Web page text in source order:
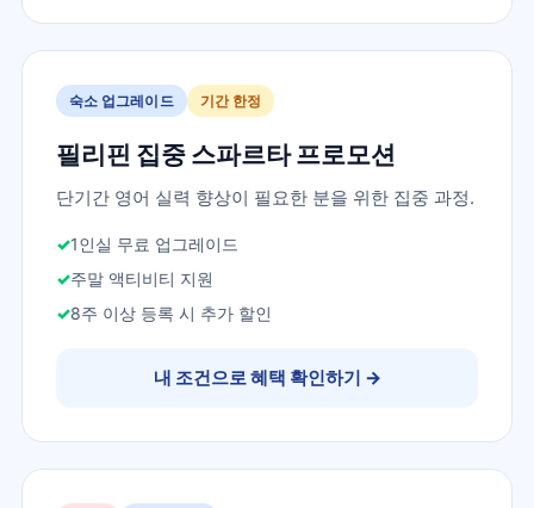
숙소 업그레이드 기간 한정
필리핀 집중 스파르타 프로모션
단기간 영어 실력 향상이 필요한 분을 위한 집중 과정.
1인실 무료 업그레이드
주말 액티비티 지원
8주 이상 등록 시 추가 할인
내 조건으로 혜택 확인하기 →